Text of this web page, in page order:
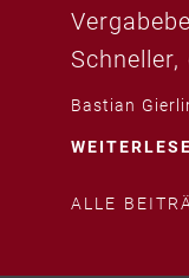
Bastian
ALLE